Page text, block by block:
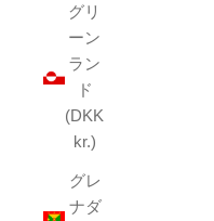
グリ
ーン
ラン
ド
(DKK
kr.)
グレ
ナダ